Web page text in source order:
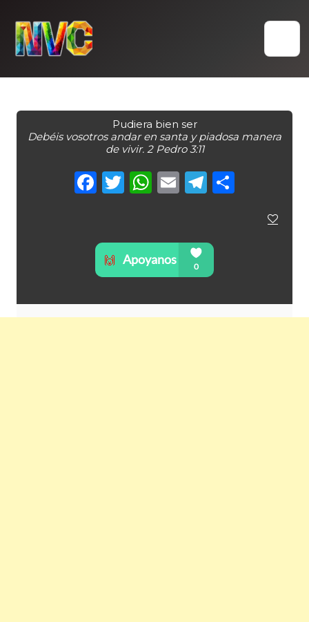
content
Pudiera bien ser
Debéis vosotros andar en santa y piadosa manera
de vivir. 2 Pedro 3:11
Facebook
Twitter
WhatsApp
Email